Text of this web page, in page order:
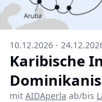
10.12.2026 -
Karibische
mit AIDAperla ab/bis